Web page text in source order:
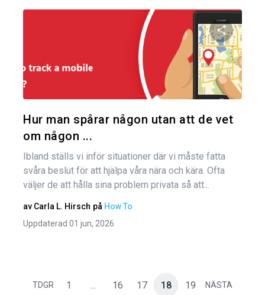
Dela
Hur man spårar någon utan att de vet
om någon ...
Ibland ställs vi inför situationer där vi måste fatta
svåra beslut för att hjälpa våra nära och kära. Ofta
väljer de att hålla sina problem privata så att...
av Carla L. Hirsch på How To
Uppdaterad 01 jun, 2026
TDGR 1 ... 16 17 18 19 NÄSTA